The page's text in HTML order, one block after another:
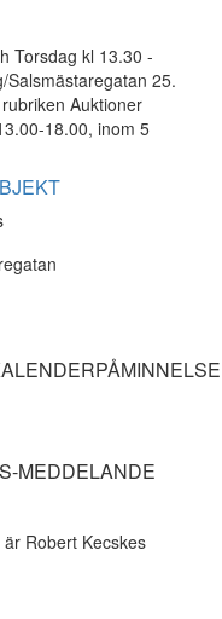
Torsdag kl 13.30 -
Salsmästaregatan 25.
Auktioner
18.00, inom 5
MEDDELANDE
Robert Kecskes